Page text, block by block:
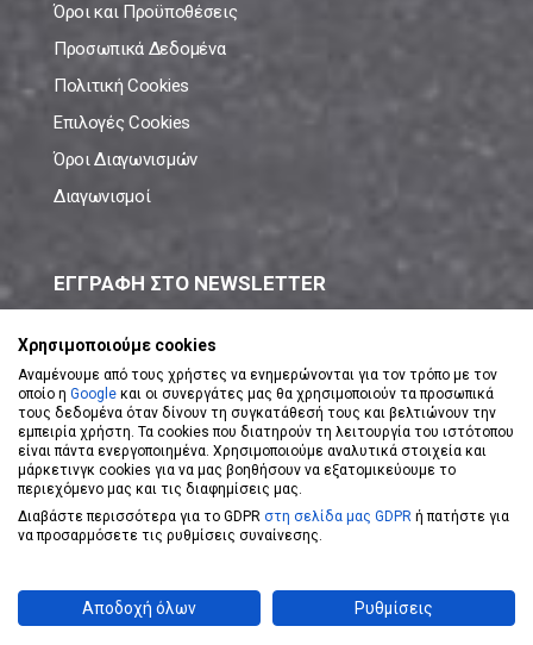
Όροι και Προϋποθέσεις
Προσωπικά Δεδομένα
Πολιτική Cookies
Επιλογές Cookies
Όροι Διαγωνισμών
Διαγωνισμοί
ΕΓΓΡΑΦΗ ΣΤΟ NEWSLETTER
ΕΓΓΡΑΦΗ ΣΤΟ NEWSLETTER
Αποδέχομαι τουςΌρους Χρήσης
Powered byeShopKeyDesigned byKoolmetrix
Χρησιμοποιούμε cookies
Αναμένουμε από τους χρήστες να ενημερώνονται για τον τρόπο με τον
οποίο η Google και οι συνεργάτες μας θα χρησιμοποιούν τα προσωπικά
τους δεδομένα όταν δίνουν τη συγκατάθεσή τους και βελτιώνουν την
εμπειρία χρήστη. Τα cookies που διατηρούν τη λειτουργία του ιστότοπου
είναι πάντα ενεργοποιημένα. Χρησιμοποιούμε αναλυτικά στοιχεία και
μάρκετινγκ cookies για να μας βοηθήσουν να εξατομικεύουμε το
περιεχόμενο μας και τις διαφημίσεις μας.
Διαβάστε περισσότερα για το GDPR στη σελίδα μας GDPR ή πατήστε για
να προσαρμόσετε τις ρυθμίσεις συναίνεσης.
Αποδοχή όλων Ρυθμίσεις